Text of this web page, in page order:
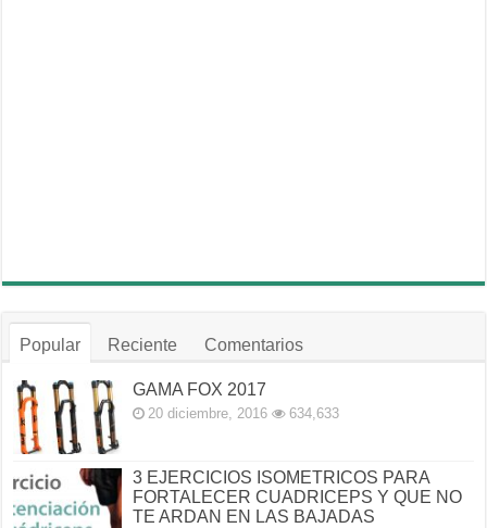
Popular Reciente Comentarios
GAMA FOX 2017
20 diciembre, 2016 634,633
3 EJERCICIOS ISOMETRICOS PARA
FORTALECER CUADRICEPS Y QUE NO
TE ARDAN EN LAS BAJADAS